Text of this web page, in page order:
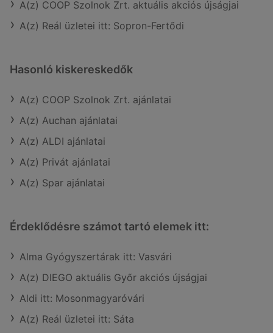
A(z) COOP Szolnok Zrt. aktuális akciós újságjai
A(z) Reál üzletei itt: Sopron-Fertődi
Hasonló kiskereskedők
A(z) COOP Szolnok Zrt. ajánlatai
A(z) Auchan ajánlatai
A(z) ALDI ajánlatai
A(z) Privát ajánlatai
A(z) Spar ajánlatai
Érdeklődésre számot tartó elemek itt:
Alma Gyógyszertárak itt: Vasvári
A(z) DIEGO aktuális Győr akciós újságjai
Aldi itt: Mosonmagyaróvári
A(z) Reál üzletei itt: Sáta